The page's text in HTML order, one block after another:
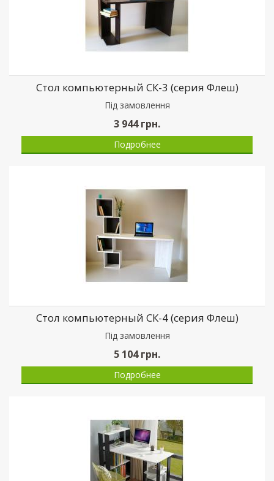
Стол компьютерный СК-3 (серия Флеш)
Пiд замовлення
3 944грн.
Подробнее
Стол компьютерный СК-4 (серия Флеш)
Пiд замовлення
5 104грн.
Подробнее